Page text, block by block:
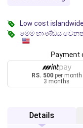
Low cost
මෙම භාණ්ඩය වෙනත්
Payment
RS. 500per month
3 months
Details